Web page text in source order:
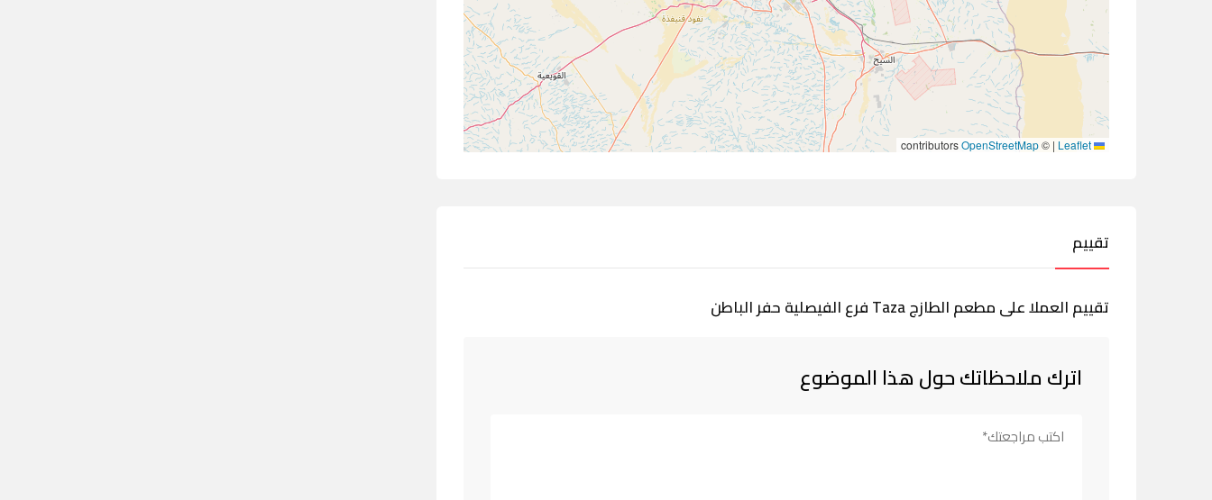
|
©
OpenStreetMap
تقييم
تقييم العملا على مطعم الطازج Taza فرع الفيصلية حفر الباطن
اترك ملاحظاتك حول هذا الموضوع